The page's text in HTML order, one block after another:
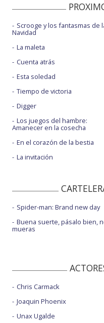
Scrooge y los fantasmas de
Navidad
La maleta
Cuenta atrás
Esta soledad
Tiempo de victoria
Digger
Los juegos del hambre:
Amanecer en la cosecha
En el corazón de la bestia
La invitación
Spider-man: Brand new day
Buena suerte, pásalo bien,
mueras
Chris Carmack
Joaquin Phoenix
Unax Ugalde